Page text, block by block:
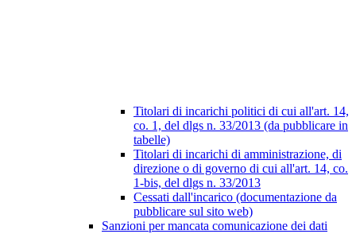
Titolari di incarichi politici di cui all'art. 14,
co. 1, del dlgs n. 33/2013 (da pubblicare in
tabelle)
Titolari di incarichi di amministrazione, di
direzione o di governo di cui all'art. 14, co.
1-bis, del dlgs n. 33/2013
Cessati dall'incarico (documentazione da
pubblicare sul sito web)
Sanzioni per mancata comunicazione dei dati